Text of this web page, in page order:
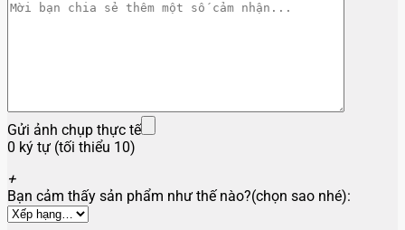
Gửi ảnh chụp thực tế
0 ký tự (tối thiểu 10)
+
Bạn cảm thấy sản phẩm như thế nào?(chọn sao nhé):